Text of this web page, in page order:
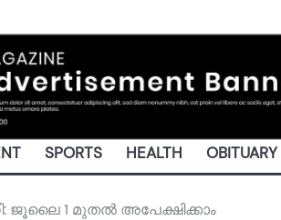
SPORTS HEALTH OBITUARY
ജൂലൈ 1 മുതൽ അപേക്ഷിക്കാം